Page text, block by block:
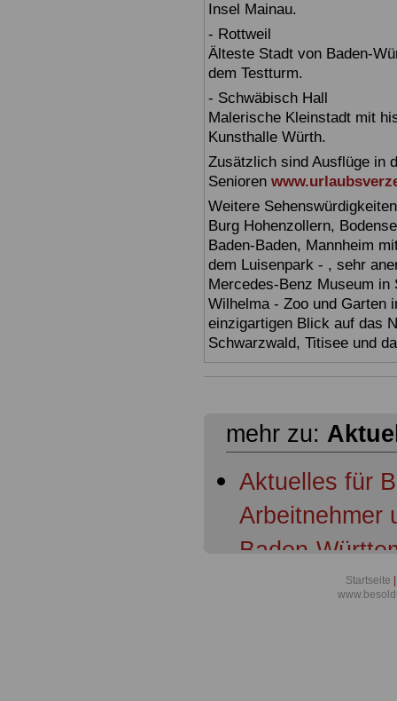
Insel Mainau.
- Rottweil
Älteste Stadt von Baden-
dem Testturm.
- Schwäbisch Hall
Malerische Kleinstadt mit
Kunsthalle Würth.
Zusätzlich sind Ausflüge in
Senioren
Weitere
Burg Hohenzollern,
Baden-Baden, Mannheim
dem Luisenpark - , sehr
Mercedes-Benz Museum
Wilhelma - Zoo und Garten
einzigartigen Blick auf das
Schwarzwald, Titisee und
mehr zu:
Aktuelles für
Arbeitnehmer
Baden-
Baden- Startseite